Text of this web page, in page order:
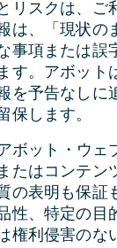
リスクは、ご
は、「現状の
事項または誤
す。アボット
を予告なしに
保します。
ボット・ウェ
たはコンテン
の表明も保証
性、特定の目
権利侵害のな